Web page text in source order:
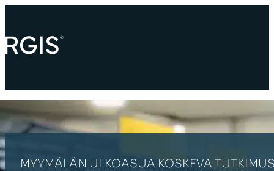
MYYMÄLÄN ULKOASUA KOSKEVA